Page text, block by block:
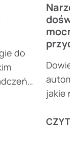
do
jakie